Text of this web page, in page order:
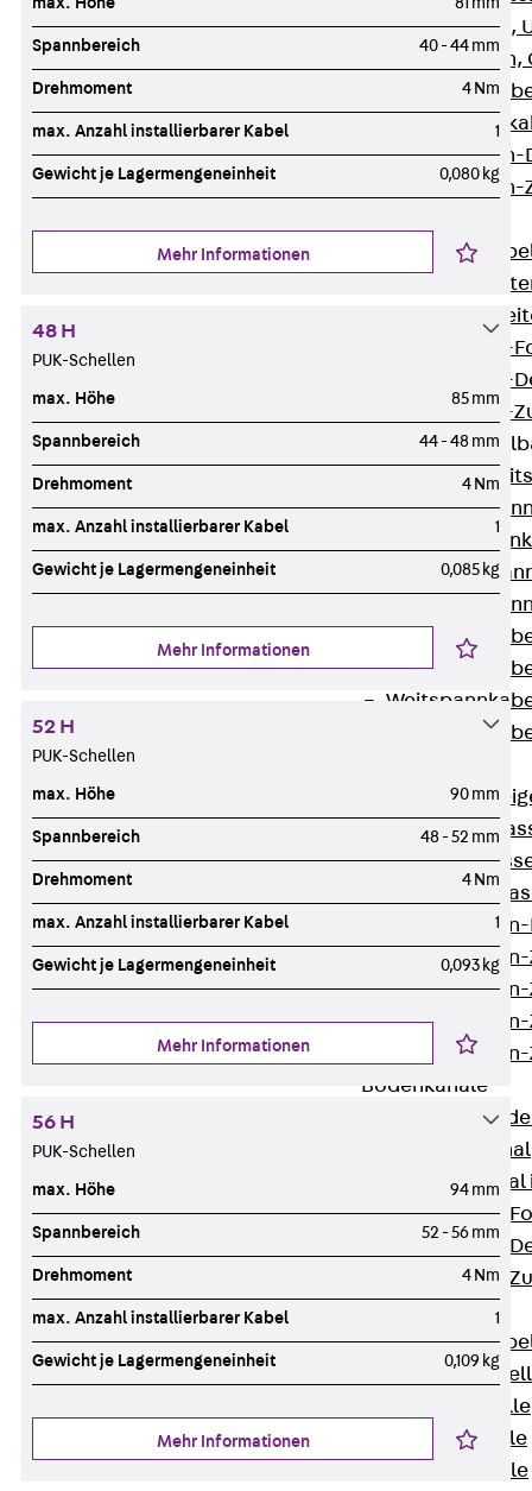
G Gitterbahn,
GI
GTD
GTDW
Gitterbahnen-
Zurück
LGG
LGGS
Kabelleitern-
Kabelleitern-
Kabelleitern-
Zurück
WPL
WL
WPR
WLR
Zurück
STU
ST
LGG
Steigetrassen-
Steigetrassen-
Bodenkanäle
BK Bodenkanal
KLK
Bodenkanal-
Bodenkanal-
Bodenkanal-
Kabelschellen
Zurück
AC
H Kabelschelle
S Kabelschelle
B Kabelschelle
Spannbereich 40 - 44 mm
Drehmoment 4 Nm
max. Anzahl installierbarer Kabel 1
Gewicht je Lagermengeneinheit 0,080 kg
Mehr Informationen
48 H
PUK-Schellen
max. Höhe 85 mm
Spannbereich 44 - 48 mm
Drehmoment 4 Nm
max. Anzahl installierbarer Kabel 1
Gewicht je Lagermengeneinheit 0,085 kg
Mehr Informationen
52 H
PUK-Schellen
max. Höhe 90 mm
Spannbereich 48 - 52 mm
Drehmoment 4 Nm
max. Anzahl installierbarer Kabel 1
Gewicht je Lagermengeneinheit 0,093 kg
Mehr Informationen
56 H
PUK-Schellen
max. Höhe 94 mm
Spannbereich 52 - 56 mm
Drehmoment 4 Nm
max. Anzahl installierbarer Kabel 1
Gewicht je Lagermengeneinheit 0,109 kg
Mehr Informationen